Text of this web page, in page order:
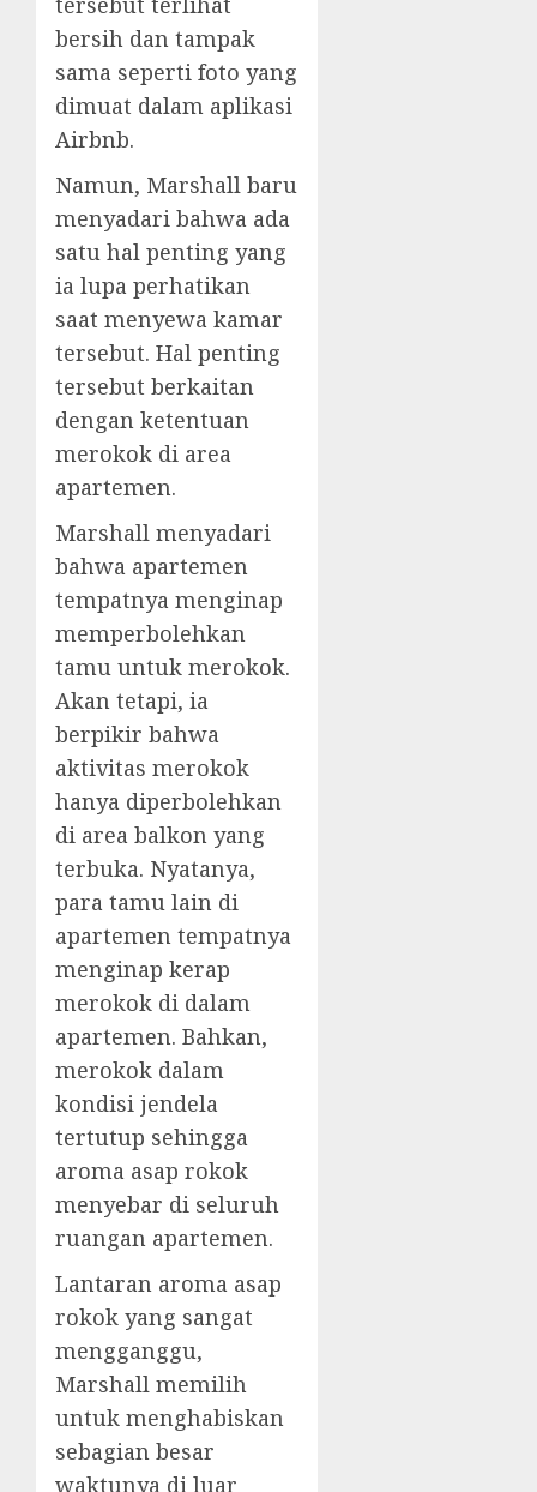
bersih dan tampak
sama seperti foto yang
dimuat dalam aplikasi
Airbnb.
Namun, Marshall baru
menyadari bahwa ada
satu hal penting yang
ia lupa perhatikan
saat menyewa kamar
tersebut. Hal penting
tersebut berkaitan
dengan ketentuan
merokok di area
apartemen.
Marshall menyadari
bahwa apartemen
tempatnya menginap
memperbolehkan
tamu untuk merokok.
Akan tetapi, ia
berpikir bahwa
aktivitas merokok
hanya diperbolehkan
di area balkon yang
terbuka. Nyatanya,
para tamu lain di
apartemen tempatnya
menginap kerap
merokok di dalam
apartemen. Bahkan,
merokok dalam
kondisi jendela
tertutup sehingga
aroma asap rokok
menyebar di seluruh
ruangan apartemen.
Lantaran aroma asap
rokok yang sangat
mengganggu,
Marshall memilih
untuk menghabiskan
sebagian besar
waktunya di luar